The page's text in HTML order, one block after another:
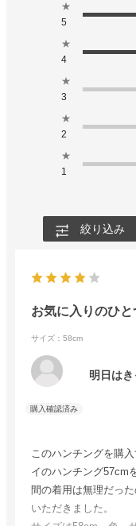
★
5
★
4
★
3
★
2
★
1
絞り込み
お気に入りのひと
サイズ：58cm
明日は
このハンチングを購
イのハンチング57cm
間の着用は無理だっ
いただきました。